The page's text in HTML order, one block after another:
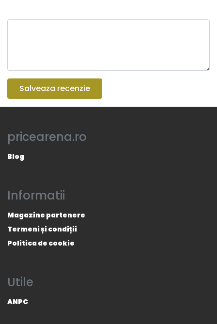
Salveaza recenzie
pricearena.ro
Blog
Informatii
Magazine partenere
Termeni și condiții
Politica de cookie
Utile
ANPC